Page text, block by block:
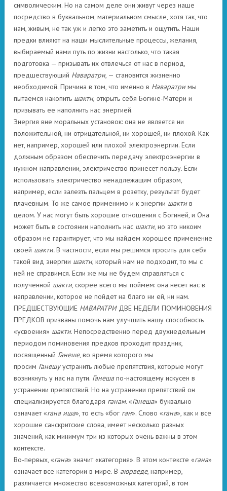
символическим. Но на самом деле они живут через наше
посредство в буквальном, материальном смысле, хотя так, что
нам, живым, не так уж и легко это заметить и ощутить. Наши
предки влияют на наши мыслительные процессы, желания,
выбираемый нами путь по жизни настолько, что такая
подготовка — призывать их отвлечься от нас в период,
предшествующий Наваратри, — становится жизненно
необходимой. Причина в том, что именно в Наваратримы
пытаемся накопить шакти, открыть себя Богине-Матери и
призывать ее наполнить нас энергией.
Энергия вне моральных установок: она не является ни
положительной, ни отрицательной, ни хорошей, ни плохой. Как
нет, например, хорошей или плохой электроэнергии. Если
должным образом обеспечить передачу электроэнергии в
нужном направлении, электричество принесет пользу. Если
использовать электричество ненадлежащим образом,
например, если залезть пальцем в розетку, результат будет
плачевным. То же самое применимо и к энергии шактив
целом. У нас могут быть хорошие отношения с Богиней, и Она
может быть в состоянии наполнить нас шакти, но это никоим
образом не гарантирует, что мы найдем хорошее применение
своей шакти.В частности, если мы решимся просить для себя
такой вид энергии шакти, который нам не подходит, то мы с
ней не справимся. Если же мы не будем справляться с
полученной шакти, скорее всего мы поймем: она несет нас в
направлении, которое не пойдет на благо ни ей, ни нам.
ПРЕДШЕСТВУЮЩИЕ НАВАРАТРИДВЕ НЕДЕЛИ ПОМИНОВЕНИЯ
ПРЕДКОВ призваны помочь нам улучшить нашу способность
«усвоения» шакти. Непосредственно перед двухнедельным
периодом поминовения предков проходит праздник,
посвященный Ганеше, во время которого мы
просим Ганешуустранить любые препятствия, которые могут
возникнуть у нас на пути. Ганешапо-настоящему искусен в
устранении препятствий. Но на устранении препятствий он
специализируется благодаря ганам. «Ганеша» буквально
означает «гана иша», то есть «бог ган». Слово «гана», как и все
хорошие санскритские слова, имеет несколько разных
значений, как минимум три из которых очень важны в этом
контексте.
Во-первых, «гана» значит «категория». В этом контексте «гана»
означает все категории в мире. В аюрведе, например,
различается множество всевозможных категорий, в том